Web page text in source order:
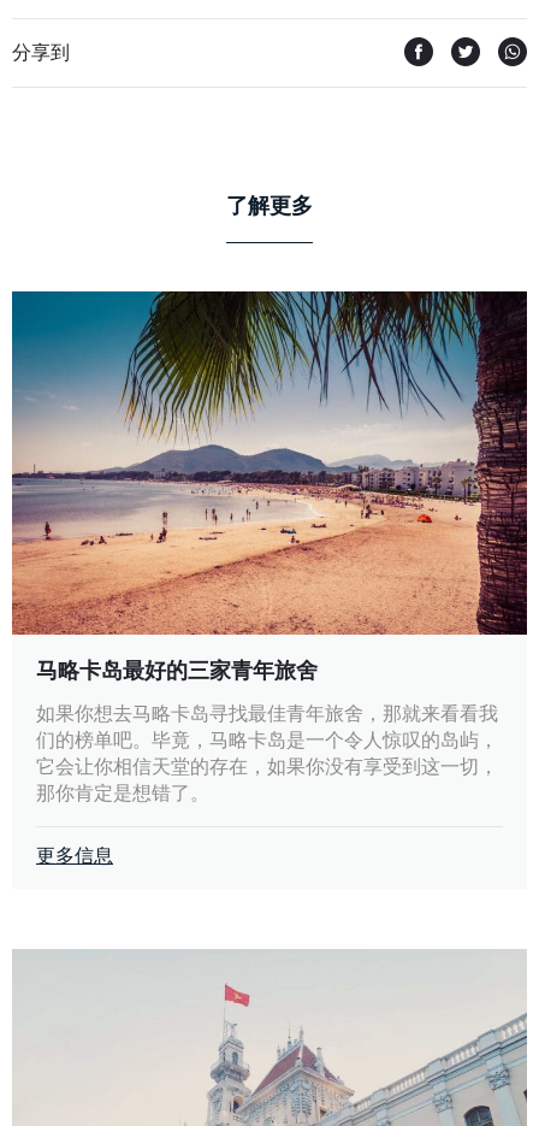
分享到
了解更多
马略卡岛最好的三家青年旅舍
如果你想去马略卡岛寻找最佳青年旅舍，那就来看看我
们的榜单吧。毕竟，马略卡岛是一个令人惊叹的岛屿，
它会让你相信天堂的存在，如果你没有享受到这一切，
那你肯定是想错了。
更多信息